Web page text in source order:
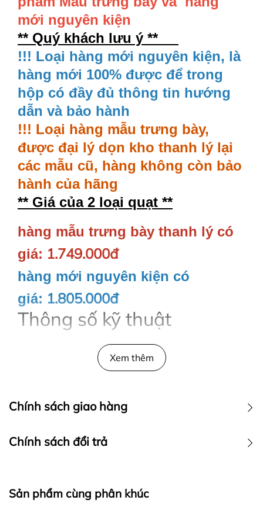
mới nguyên kiện
** Quý khách lưu ý **
!!! Loại hàng mới nguyên kiện, là
hàng mới 100% được để trong
hộp có đầy đủ thông tin hướng
dẫn và bảo hành
!!! Loại hàng mẫu trưng bày,
được đại lý dọn kho thanh lý lại
các mẫu cũ, hàng không còn bảo
hành của hãng
** Giá của 2 loại quạt **
hàng mẫu trưng bày thanh lý có
giá: 1.749.000đ
hàng mới nguyên kiện có
giá: 1.805.000đ
Thông số kỹ thuật
Công suất75W
Tốc độ gió5 tốc độ
Số cánh quạt3 cánh
Điều khiển từ xaCó
Lưu lượng gió220 m3/phút
Cách lắp đặtMóc treo
Xem thêm
Chính sách giao hàng
Chính sách đổi trả
Sản phẩm cùng phân khúc